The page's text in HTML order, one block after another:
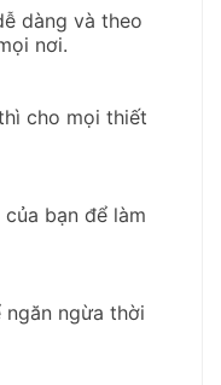
dàng và theo
nơi.
cho mọi thiết
bạn để làm
ngăn ngừa thời